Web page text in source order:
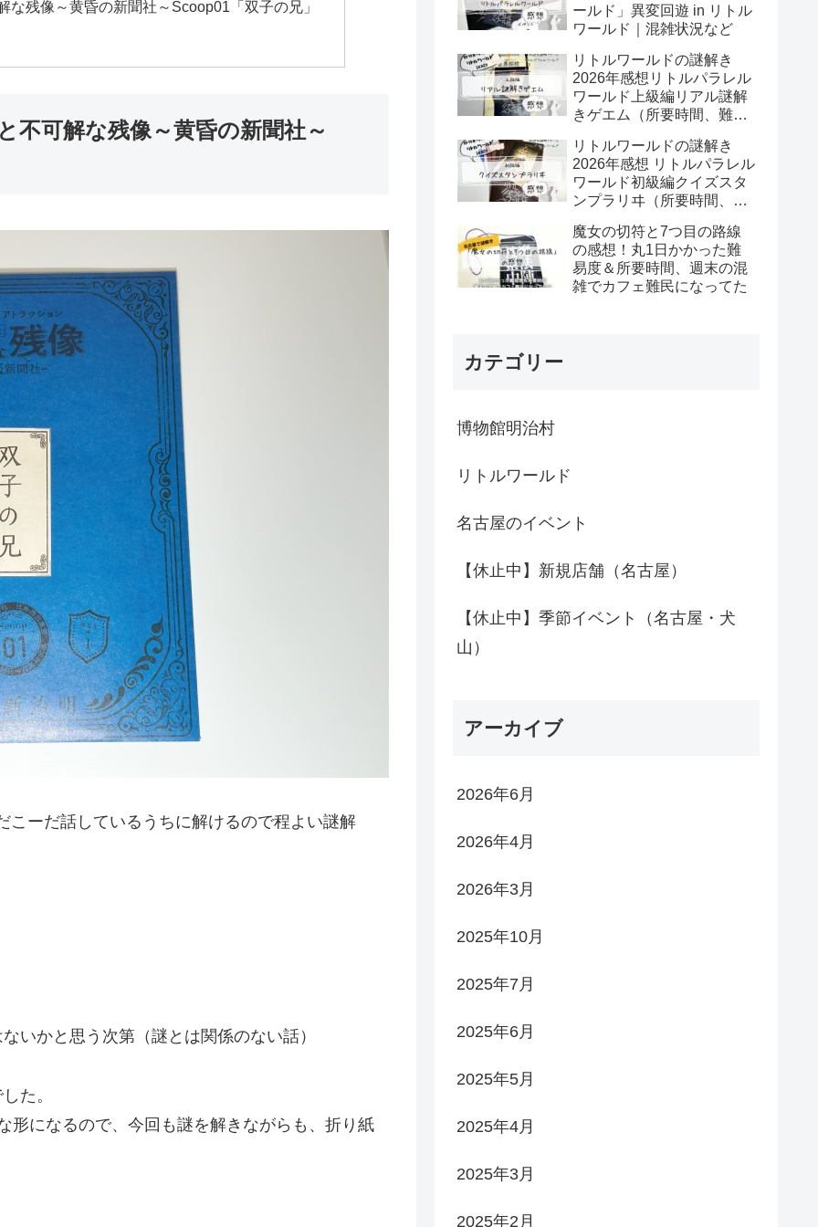
残像～黄昏の新聞社～Scoop01「双子の兄」
不可解な残像～黄昏の新聞社～
こーだ話しているうちに解けるので程よい謎解
いかと思う次第（謎とは関係のない話）
た。
形になるので、今回も謎を解きながらも、折り紙
ールド」異変回遊 in リトル
ワールド｜混雑状況など
リトルワールドの謎解き
2026年感想リトルパラレル
ワールド上級編リアル謎解
きゲエム（所要時間、難易
リトルワールドの謎解き
2026年感想 リトルパラレル
ワールド初級編クイズスタ
ンプラリヰ（所要時間、難
魔女の切符と7つ目の路線
の感想！丸1日かかった難
易度＆所要時間、週末の混
雑でカフェ難民になってた
カテゴリー
博物館明治村
リトルワールド
名古屋のイベント
【休止中】新規店舗（名古屋）
【休止中】季節イベント（名古屋・犬
山）
アーカイブ
2026年6月
2026年4月
2026年3月
2025年10月
2025年7月
2025年6月
2025年5月
2025年4月
2025年3月
2025年2月